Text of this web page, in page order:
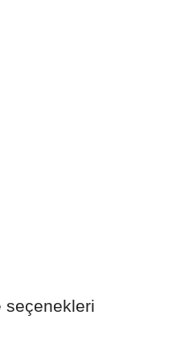
seçenekleri